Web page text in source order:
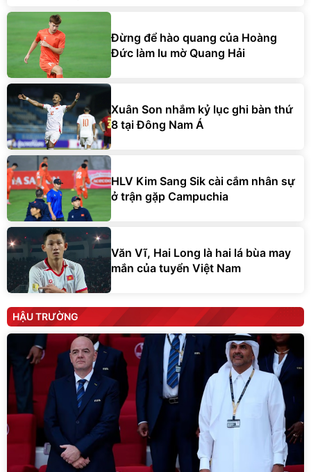
Đừng để hào quang của Hoàng
Đức làm lu mờ Quang Hải
Xuân Son nhắm kỷ lục ghi bàn thứ
8 tại Đông Nam Á
HLV Kim Sang Sik cài cắm nhân sự
ở trận gặp Campuchia
Văn Vĩ, Hai Long là hai lá bùa may
mắn của tuyển Việt Nam
HẬU TRƯỜNG